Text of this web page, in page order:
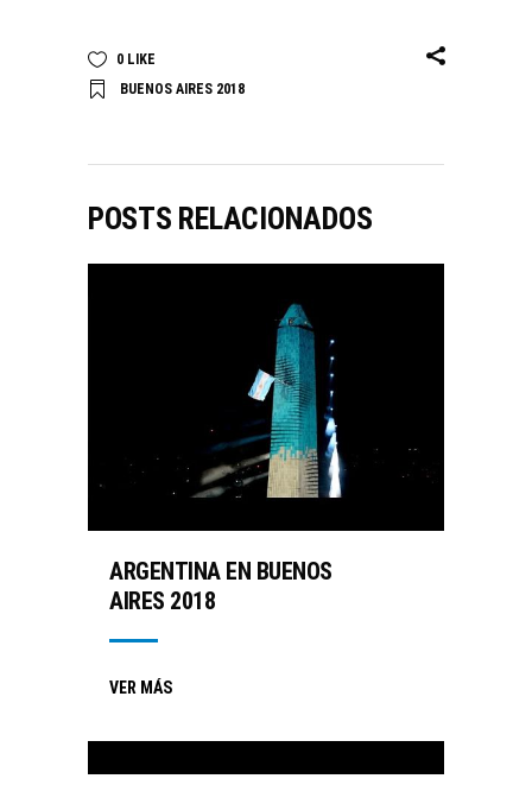
0 LIKE
BUENOS AIRES 2018
POSTS RELACIONADOS
ARGENTINA EN BUENOS
AIRES 2018
VER MÁS